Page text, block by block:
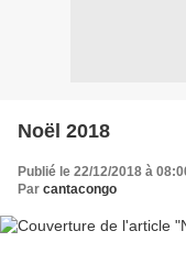
Noël 2018
Publié le 22/12/2018 à
Par cantacongo